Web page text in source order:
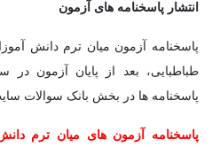
انتشار پاسخنامه های آزمون
پاسخنامه آزمون میان ترم دانش
پاسخنامه ها در بخش بانک سوالات
پاسخنامه آزمون های میان ترم